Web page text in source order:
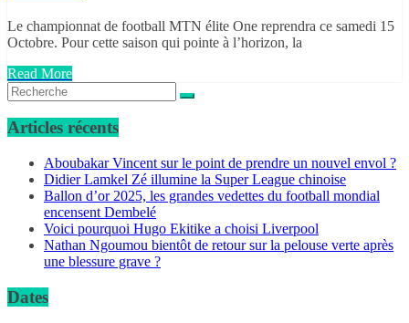
Le championnat de football MTN élite One reprendra ce samedi 15
Octobre. Pour cette saison qui pointe à l’horizon, la
Read More
Articles récents
Aboubakar Vincent sur le point de prendre un nouvel envol ?
Didier Lamkel Zé illumine la Super League chinoise
Ballon d’or 2025, les grandes vedettes du football mondial
encensent Dembelé
Voici pourquoi Hugo Ekitike a choisi Liverpool
Nathan Ngoumou bientôt de retour sur la pelouse verte après
une blessure grave ?
Dates